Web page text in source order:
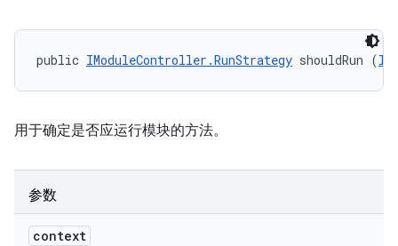
public IModuleController.RunStrategy shouldRun (
用于确定是否应运行模块的方法。
参数
context